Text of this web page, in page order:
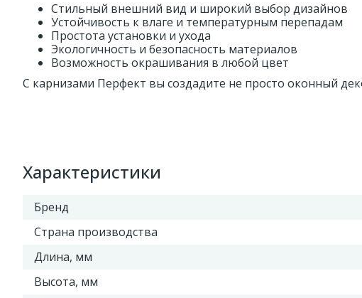
Стильный внешний вид и широкий выбор дизайнов
Устойчивость к влаге и температурным перепадам
Простота установки и ухода
Экологичность и безопасность материалов
Возможность окрашивания в любой цвет
С карнизами Перфект вы создадите не просто оконный
Характеристики
Бренд
Страна производства
Длина, мм
Высота, мм